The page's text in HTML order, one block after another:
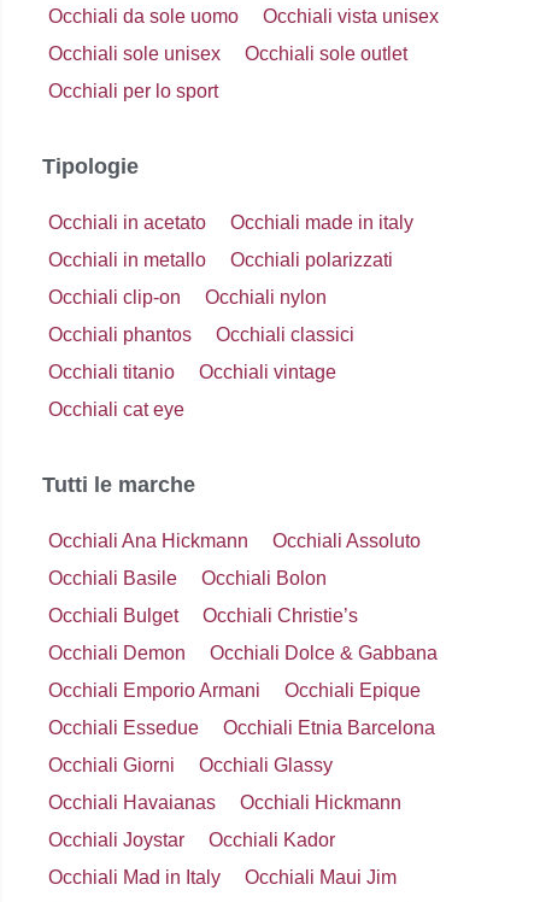
Occhiali da sole uomo
Occhiali vista unisex
Occhiali sole unisex
Occhiali sole outlet
Occhiali per lo sport
Tipologie
Occhiali in acetato
Occhiali made in italy
Occhiali in metallo
Occhiali polarizzati
Occhiali clip-on
Occhiali nylon
Occhiali phantos
Occhiali classici
Occhiali titanio
Occhiali vintage
Occhiali cat eye
Tutti le marche
Occhiali Ana Hickmann
Occhiali Assoluto
Occhiali Basile
Occhiali Bolon
Occhiali Bulget
Occhiali Christie’s
Occhiali Demon
Occhiali Dolce & Gabbana
Occhiali Emporio Armani
Occhiali Epique
Occhiali Essedue
Occhiali Etnia Barcelona
Occhiali Giorni
Occhiali Glassy
Occhiali Havaianas
Occhiali Hickmann
Occhiali Joystar
Occhiali Kador
Occhiali Mad in Italy
Occhiali Maui Jim